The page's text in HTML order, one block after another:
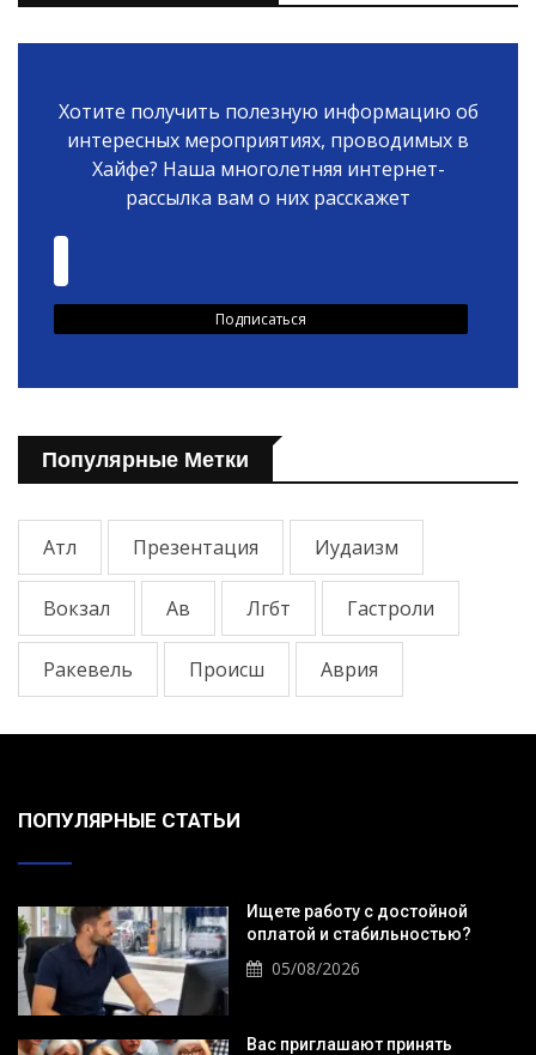
Хотите получить полезную информацию об
интересных мероприятиях, проводимых в
Хайфе? Наша многолетняя интернет-
рассылка вам о них расскажет
Популярные Метки
Атл Презентация Иудаизм
Вокзал Ав Лгбт Гастроли
Ракевель Происш Аврия
ПОПУЛЯРНЫЕ СТАТЬИ
Ищете работу с достойной
оплатой и стабильностью?
05/08/2026
Вас приглашают принять